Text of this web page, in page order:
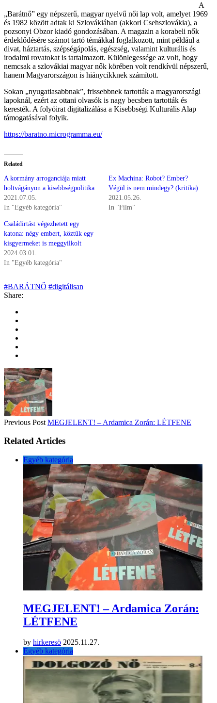
A
„Barátnő” egy népszerű, magyar nyelvű női lap volt, amelyet 1969
és 1982 között adtak ki Szlovákiában (akkori Csehszlovákia), a
pozsonyi Obzor kiadó gondozásában. A magazin a korabeli nők
érdeklődésére számot tartó témákkal foglalkozott, mint például a
divat, háztartás, szépségápolás, egészség, valamint kulturális és
irodalmi rovatokat is tartalmazott. Különlegessége az volt, hogy
nemcsak a szlovákiai magyar nők körében volt rendkívül népszerű,
hanem Magyarországon is hiánycikknek számított.
Sokan „nyugatiasabbnak”, frissebbnek tartották a magyarországi
lapoknál, ezért az ottani olvasók is nagy becsben tartották és
keresték. A folyóirat digitalizálása a Kisebbségi Kulturális Alap
támogatásával folyik.
https://baratno.microgramma.eu/
Related
A kormány arroganciája miatt
holtvágányon a kisebbségpolitika
2021.07.05.
In "Egyéb kategória"
Ex Machina: Robot? Ember?
Végül is nem mindegy? (kritika)
2021.05.26.
In "Film"
Családirtást végezhetett egy
katona: négy embert, köztük egy
kisgyermeket is meggyilkolt
2024.03.01.
In "Egyéb kategória"
#BARÁTNŐ #digitálisan
Share:
Previous Post MEGJELENT! – Ardamica Zorán: LÉTFENE
Related Articles
Egyéb kategória
MEGJELENT! – Ardamica Zorán:
LÉTFENE
by hirkeresö 2025.11.27.
Egyéb kategória